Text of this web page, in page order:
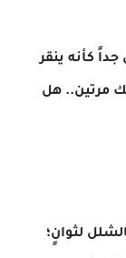
كأنه ينقر
مرتين.. هل
لثوانٍ؛